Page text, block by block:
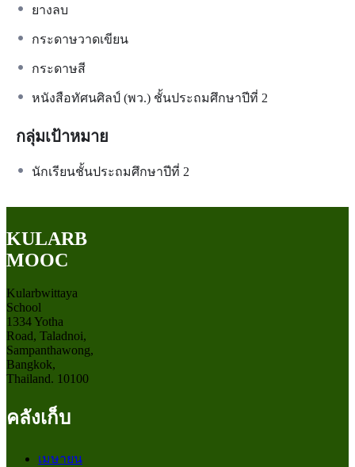
ยางลบ
กระดาษวาดเขียน
กระดาษสี
หนังสือทัศนศิลป์ (พว.) ชั้นประถมศึกษาปีที่ 2
กลุ่มเป้าหมาย
นักเรียนชั้นประถมศึกษาปีที่ 2
KULARB
MOOC
Kularbwittaya
School
1334 Yotha
Road, Taladnoi,
Sampanthawong,
Bangkok,
Thailand. 10100
คลังเก็บ
เมษายน